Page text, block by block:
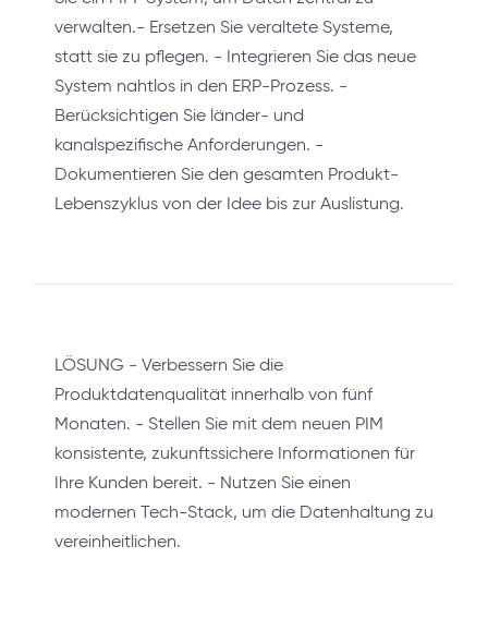
verwalten.- Ersetzen Sie veraltete Systeme,
statt sie zu pflegen. - Integrieren Sie das neue
System nahtlos in den ERP-Prozess. -
Berücksichtigen Sie länder- und
kanalspezifische Anforderungen. -
Dokumentieren Sie den gesamten Produkt-
Lebenszyklus von der Idee bis zur Auslistung.
LÖSUNG - Verbessern Sie die
Produktdatenqualität innerhalb von fünf
Monaten. - Stellen Sie mit dem neuen PIM
konsistente, zukunftssichere Informationen für
Ihre Kunden bereit. - Nutzen Sie einen
modernen Tech-Stack, um die Datenhaltung zu
vereinheitlichen.